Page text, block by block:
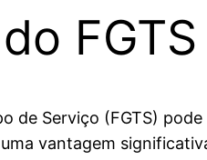
FGTS
de Serviço (FGTS)
vantagem